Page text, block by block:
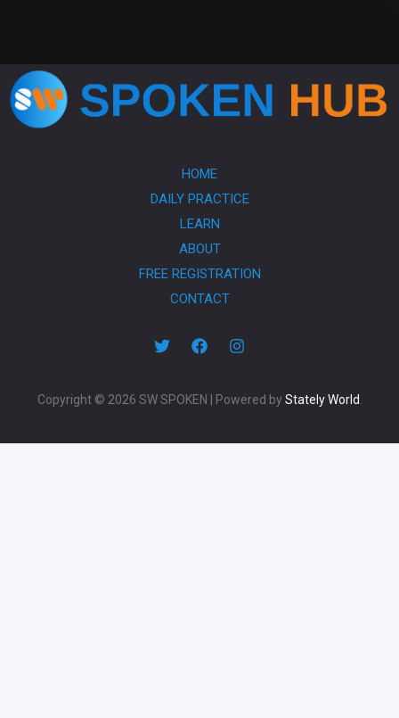
HOME
DAILY PRACTICE
LEARN
ABOUT
FREE REGISTRATION
CONTACT
Copyright © 2026 SW SPOKEN | Powered by Stately World